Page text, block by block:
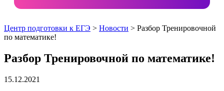
Центр подготовки к ЕГЭ > Новости > Разбор Тренировочной
по математике!
Разбор Тренировочной по математике!
15.12.2021